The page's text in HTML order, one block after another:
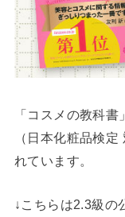
「コスメの教科
（日本化粧品検
れています。
↓こちらは2.3級の